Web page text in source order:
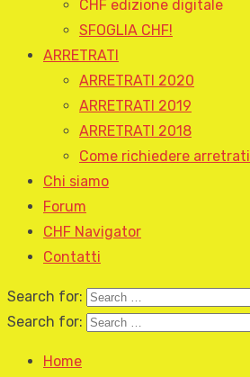
CHF edizione digitale
SFOGLIA CHF!
ARRETRATI
ARRETRATI 2020
ARRETRATI 2019
ARRETRATI 2018
Come richiedere arretrati
Chi siamo
Forum
CHF Navigator
Contatti
Search for:
Search for:
Home